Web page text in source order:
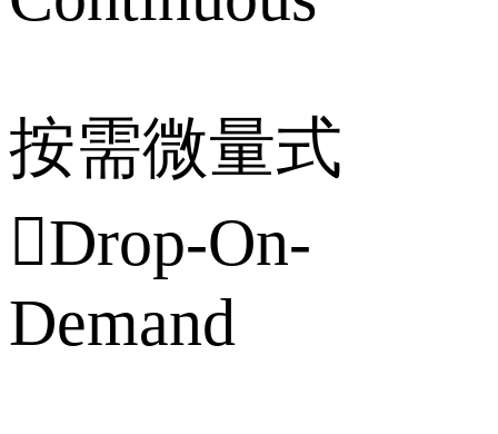
按需微量式
Drop-On-
Demand